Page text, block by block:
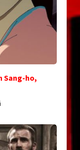
Sang-ho,